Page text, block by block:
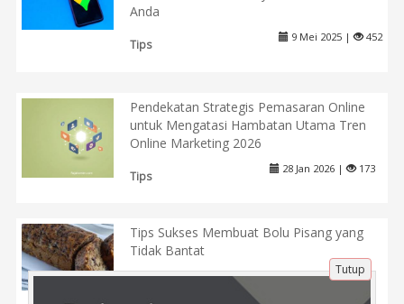
Anda
Tips
9 Mei 2025 | 452
Pendekatan Strategis Pemasaran Online
untuk Mengatasi Hambatan Utama Tren
Online Marketing 2026
Tips
28 Jan 2026 | 173
Tips Sukses Membuat Bolu Pisang yang
Tidak Bantat
22 Jul 2024 | 760
Tutup